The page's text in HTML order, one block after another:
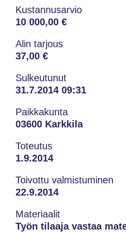
Kustannusarvio
10 000,00 €
Alin tarjous
37,00 €
Sulkeutunut
31.7.2014 09:31
Paikkakunta
03600 Karkkila
Toteutus
1.9.2014
Toivottu valmistuminen
22.9.2014
Materiaalit
Työn tilaaja vastaa